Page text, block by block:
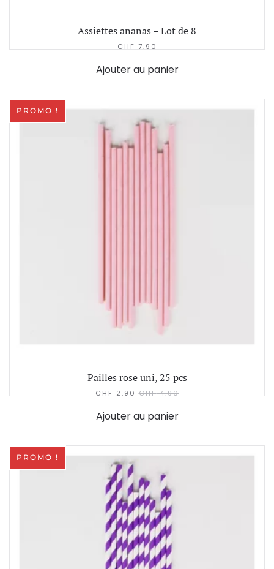
Assiettes ananas – Lot de 8
CHF 7.90
Ajouter au panier
PROMO !
Pailles rose uni, 25 pcs
CHF 2.90 CHF4.90
Ajouter au panier
PROMO !